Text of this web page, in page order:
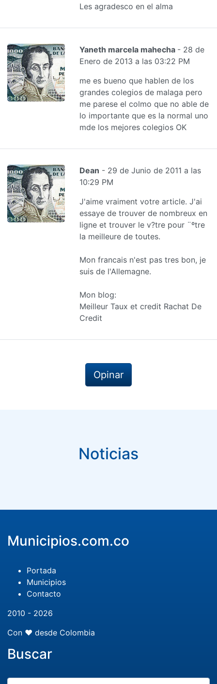
Les agradesco en el alma
Yaneth marcela mahecha - 28 de
Enero de 2013 a las 03:22 PM
me es bueno que hablen de los
grandes colegios de malaga pero
me parese el colmo que no able de
lo importante que es la normal uno
mde los mejores colegios OK
Dean - 29 de Junio de 2011 a las
10:29 PM
J'aime vraiment votre article. J'ai
essaye de trouver de nombreux en
ligne et trouver le v?tre pour ¨ºtre
la meilleure de toutes.
Mon francais n'est pas tres bon, je
suis de l'Allemagne.
Mon blog:
Meilleur Taux et credit Rachat De
Credit
Opinar
Noticias
Municipios.com.co
Portada
Municipios
Contacto
2010 - 2026
Con ❤️ desde Colombia
Buscar